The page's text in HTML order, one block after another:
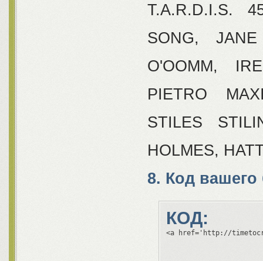
T.A.R.D.I.S.
SONG,
O'OOMM,
PIETRO
STILES
HOLMES,
8. Код вашего
КОД:
<a href='http://